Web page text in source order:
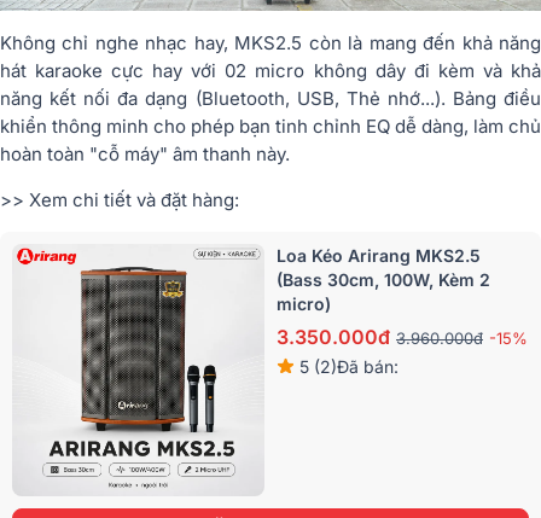
Không chỉ nghe nhạc hay, MKS2.5 còn là mang đến khả năng
hát karaoke cực hay với 02 micro không dây đi kèm và khả
năng kết nối đa dạng (Bluetooth, USB, Thẻ nhớ...). Bảng điều
khiển thông minh cho phép bạn tinh chỉnh EQ dễ dàng, làm chủ
hoàn toàn "cỗ máy" âm thanh này.
>> Xem chi tiết và đặt hàng:
Loa Kéo Arirang MKS2.5
(Bass 30cm, 100W, Kèm 2
micro)
3.350.000đ 3.960.000đ -15%
5 (2)Đã bán: